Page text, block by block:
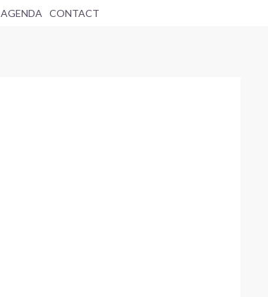
AGENDA CONTACT